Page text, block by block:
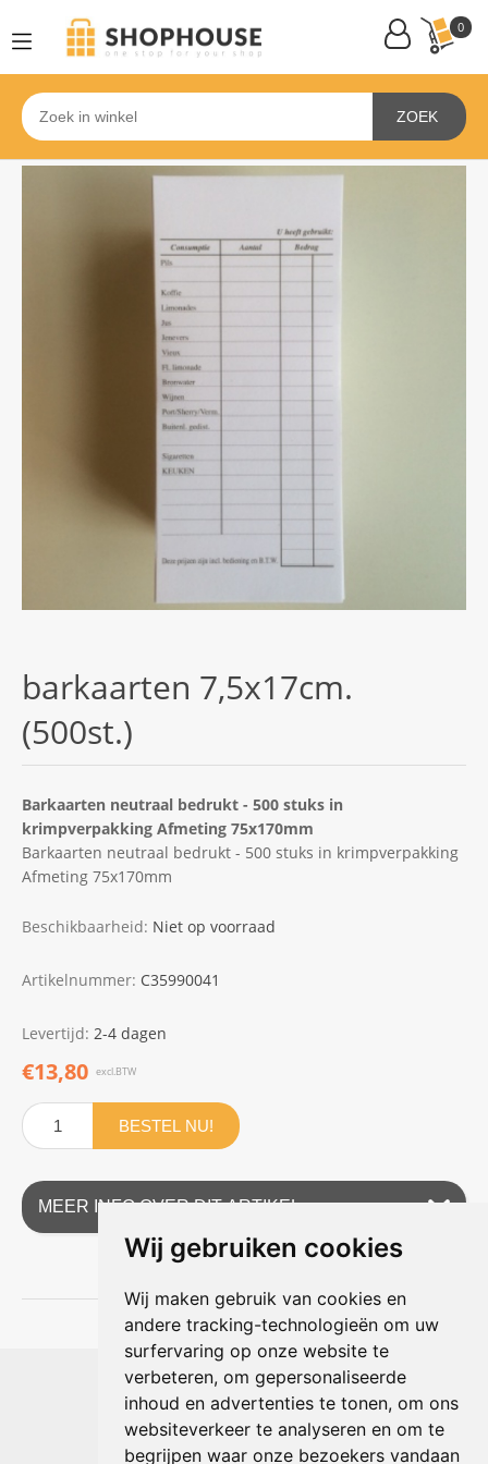
Wij gebruiken cookies
Wij maken gebruik van cookies en
andere tracking-technologieën om uw
surfervaring op onze website te
verbeteren, om gepersonaliseerde
inhoud en advertenties te tonen, om ons
websiteverkeer te analyseren en om te
begrijpen waar onze bezoekers vandaan
0
ZOEK
barkaarten 7,5x17cm.
(500st.)
Barkaarten neutraal bedrukt - 500 stuks in
krimpverpakking Afmeting 75x170mm
Barkaarten neutraal bedrukt - 500 stuks in krimpverpakking
Afmeting 75x170mm
Beschikbaarheid: Niet op voorraad
Artikelnummer: C35990041
Levertijd: 2-4 dagen
€13,80 excl.BTW
BESTEL NU!
MEER INFO OVER DIT ARTIKEL
Shophouse online
Max Planckstraat 4
6716 BE Ede, Nederland
Telefoon:+31(0)318 618 121
E-mail: info@shophouse.nl